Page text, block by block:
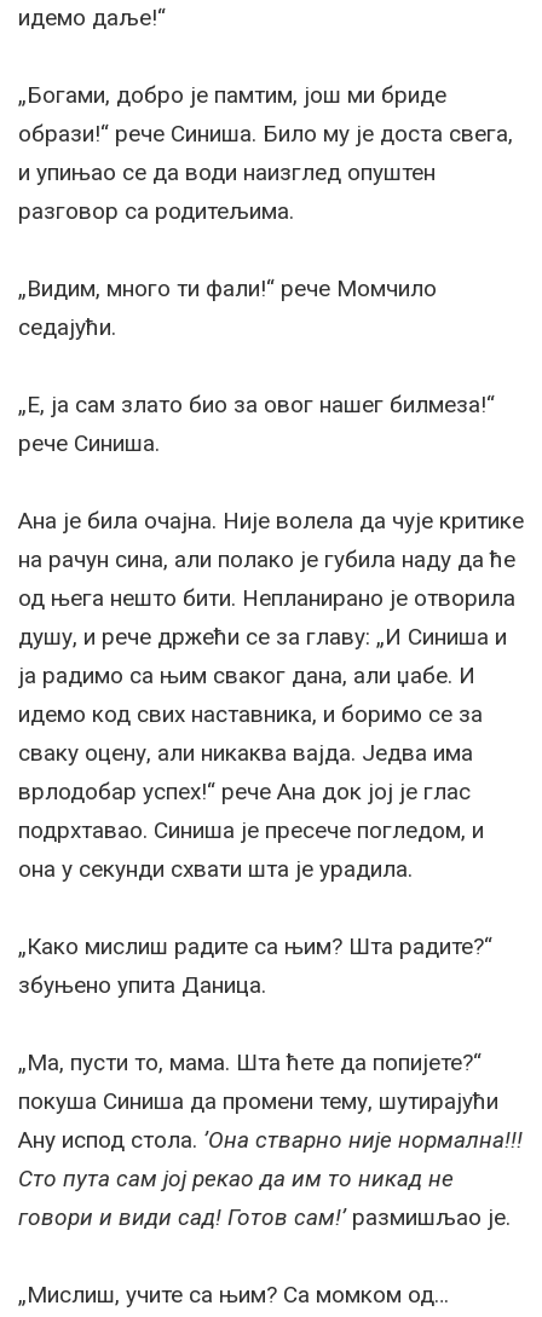
идемо даље!“
„Богами, добро је памтим, још ми бриде
образи!“ рече Синиша. Било му је доста свега,
и упињао се да води наизглед опуштен
разговор са родитељима.
„Видим, много ти фали!“ рече Момчило
седајући.
„Е, ја сам злато био за овог нашег билмеза!“
рече Синиша.
Ана је била очајна. Није волела да чује критике
на рачун сина, али полако је губила наду да ће
од њега нешто бити. Непланирано је отворила
душу, и рече држећи се за главу: „И Синиша и
ја радимо са њим сваког дана, али џабе. И
идемо код свих наставника, и боримо се за
сваку оцену, али никаква вајда. Једва има
врлодобар успех!“ рече Ана док јој је глас
подрхтавао. Синиша је пресече погледом, и
она у секунди схвати шта је урадила.
„Како мислиш радите са њим? Шта радите?“
збуњено упита Даница.
„Ма, пусти то, мама. Шта ћете да попијете?“
покуша Синиша да промени тему, шутирајући
Ану испод стола. ’Она стварно није нормална!!!
Сто пута сам јој рекао да им то никад не
говори и види сад! Готов сам!’размишљао је.
„Мислиш, учите са њим? Са момком од…